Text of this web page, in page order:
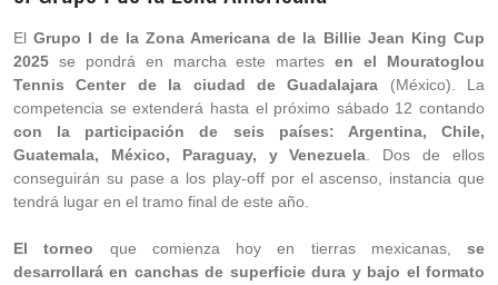
ElGrupo I de la Zona Americana de la Billie Jean King Cup
2025 se pondrá en marcha este martesen el Mouratoglou
Tennis Center de la ciudad de Guadalajara (México). La
competencia se extenderá hasta el próximo sábado 12 contando
con la participación de seis países: Argentina, Chile,
Guatemala, México, Paraguay, y Venezuela . Dos de ellos
conseguirán su pase a los play-off por el ascenso, instancia que
tendrá lugar en el tramo final de este año.
El torneo que comienza hoy en tierras mexicanas, se
desarrollará en canchas de superficie dura y bajo el formato